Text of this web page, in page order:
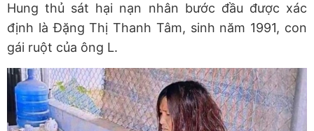
Hung thủ sát hại nạn nhân bước đầu được xác
định là Đặng Thị Thanh Tâm, sinh năm 1991, con
gái ruột của ông L.